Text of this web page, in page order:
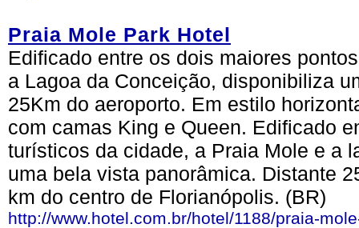
Praia Mole Park Hotel
Edificado entre os dois maiores
a Lagoa da Conceição, disponibiliza
25Km do aeroporto. Em estilo
com camas King e Queen. Edificado
turísticos da cidade, a Praia Mole e a
uma bela vista panorâmica. Distante
km do centro de Florianópolis. (BR)
http://www.hotel.com.br/hotel/1188/praia-